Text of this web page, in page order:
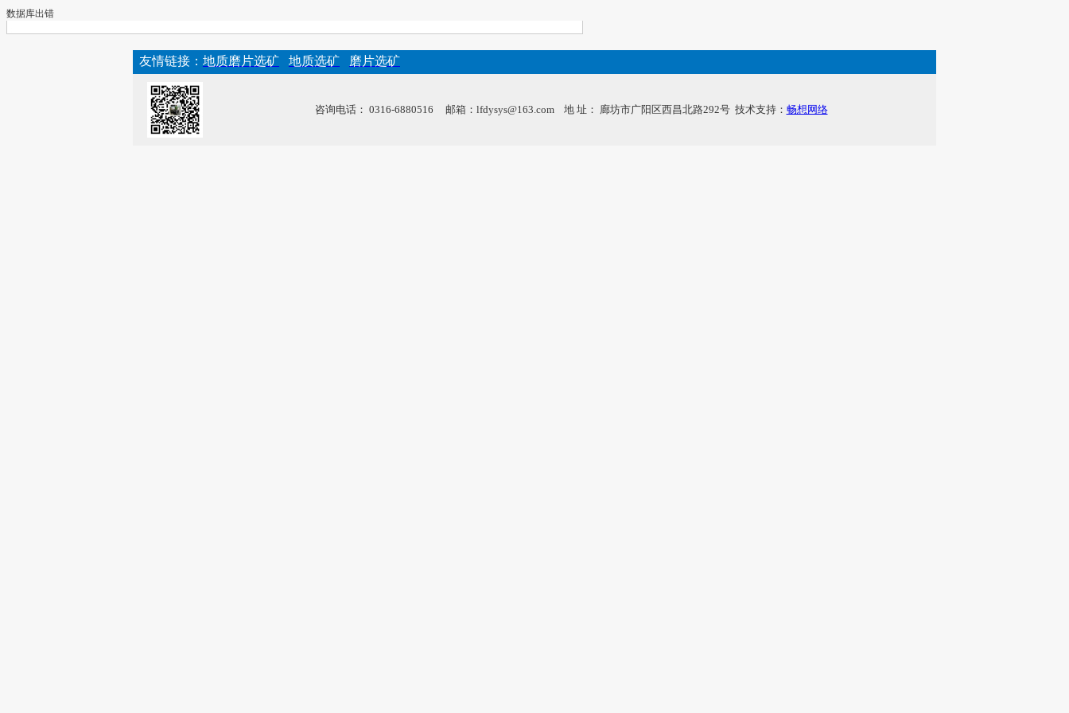
数据库出错
友情链接： 地质磨片选矿 地质选矿 磨片选矿
咨询电话： 0316-6880516 邮箱：lfdysys@163.com 地 址： 廊坊市广阳区西昌北路292号 技术支持： 畅想网络